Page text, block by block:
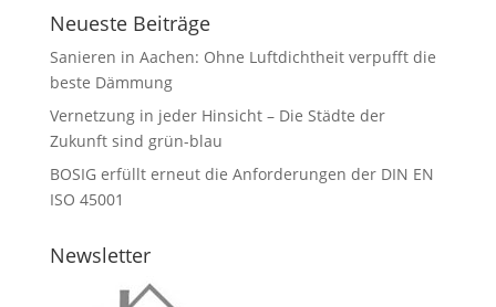
Neueste Beiträge
Sanieren in Aachen: Ohne Luftdichtheit verpufft die
beste Dämmung
Vernetzung in jeder Hinsicht – Die Städte der
Zukunft sind grün-blau
BOSIG erfüllt erneut die Anforderungen der DIN EN
ISO 45001
Newsletter